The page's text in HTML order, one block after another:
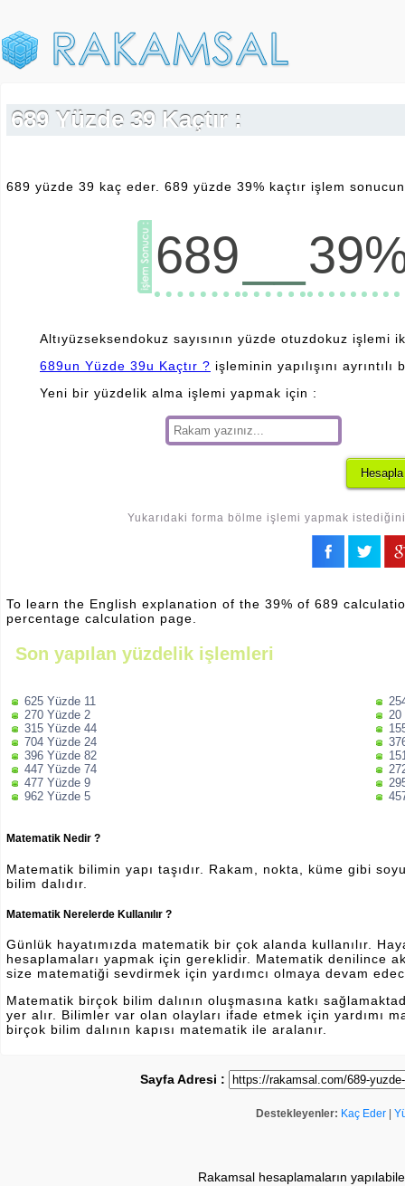
689 Yüzde 39 Kaçtır :
689 yüzde 39 kaç eder. 689 yüzde 39% kaçtır işlem
689
Altıyüzseksendokuz sayısının yüzde otuzdokuz işlemi
689un Yüzde 39u Kaçtır ? işleminin yapılışını
Yeni bir yüzdelik alma işlemi yapmak için :
Yukarıdaki forma bölme işlemi yapmak
To learn the English explanation of the 39% of 689
percentage calculation page.
Son yapılan yüzdelik işlemleri
625 Yüzde 11
270 Yüzde 2
315 Yüzde 44
704 Yüzde 24
396 Yüzde 82
447 Yüzde 74
477 Yüzde 9
962 Yüzde 5
20
Matematik Nedir ?
Matematik bilimin yapı taşıdır. Rakam, nokta, küme gibi
bilim dalıdır.
Matematik Nerelerde Kullanılır ?
Günlük hayatımızda matematik bir çok alanda kullanılır.
hesaplamaları yapmak için gereklidir. Matematik denilince
size matematiği sevdirmek için yardımcı olmaya devam
Matematik birçok bilim dalının oluşmasına katkı
yer alır. Bilimler var olan olayları ifade etmek için yardımı
birçok bilim dalının kapısı matematik ile aralanır.
Sayfa Adresi :
Destekleyenler: Kaç Eder
Rakamsal hesaplamaların